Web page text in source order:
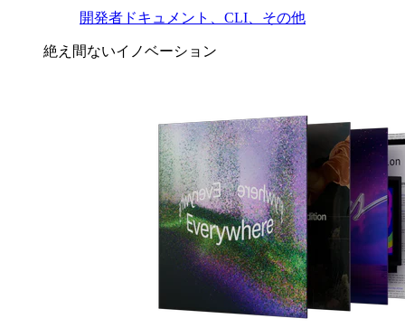
開発者ドキュメント、CLI、その他
絶え間ないイノベーション